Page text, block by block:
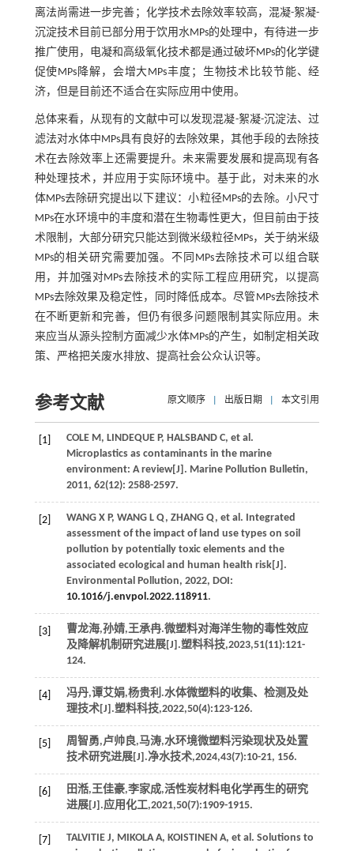
离法尚需进一步完善；化学技术去除效率较高，混凝-絮凝-
沉淀技术目前已部分用于饮用水MPs的处理中，有待进一步
推广使用，电凝和高级氧化技术都是通过破坏MPs的化学键
促使MPs降解，会增大MPs丰度；生物技术比较节能、经
济，但是目前还不适合在实际应用中使用。
总体来看，从现有的文献中可以发现混凝-絮凝-沉淀法、过
滤法对水体中MPs具有良好的去除效果，其他手段的去除技
术在去除效率上还需要提升。未来需要发展和提高现有各
种处理技术，并应用于实际环境中。基于此，对未来的水
体MPs去除研究提出以下建议：小粒径MPs的去除。小尺寸
MPs在水环境中的丰度和潜在生物毒性更大，但目前由于技
术限制，大部分研究只能达到微米级粒径MPs，关于纳米级
MPs的相关研究需要加强。不同MPs去除技术可以组合联
用，并加强对MPs去除技术的实际工程应用研究，以提高
MPs去除效果及稳定性，同时降低成本。尽管MPs去除技术
在不断更新和完善，但仍有很多问题限制其实际应用。未
来应当从源头控制方面减少水体MPs的产生，如制定相关政
策、严格把关废水排放、提高社会公众认识等。
参考文献 原文顺序 出版日期 本文引用
[1] COLE M , LINDEQUE P, HALSBAND C, et al.
Microplastics as contaminants in the marine
environment: A review[J]. Marine Pollution Bulletin,
2011, 62(12): 2588-2597.
[2] WANG X P, WANG L Q, ZHANG Q, et al. Integrated
assessment of the impact of land use types on soil
pollution by potentially toxic elements and the
associated ecological and human health risk[J].
Environmental Pollution, 2022, DOI:
10.1016/j.envpol.2022.118911.
[3]
曹龙海,孙婧,王承冉.微塑料对海洋生物的毒性效应
及降解机制研究进展[J].塑料科技,2023,51(11):121-
124.
[4]
冯丹,谭艾娟,杨贵利.水体微塑料的收集、检测及处
理技术[J].塑料科技,2022,50(4):123-126.
[5]
周智勇,卢帅良,马涛,水环境微塑料污染现状及处置
技术研究进展[J].净水技术,2024,43(7):10-21, 156.
[6]
田湉,王佳豪,李家成,活性炭材料电化学再生的研究
进展[J].应用化工,2021,50(7):1909-1915.
[7] TALVITIE J, MIKOLA A, KOISTINEN A, et al. Solutions to